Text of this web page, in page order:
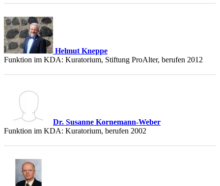
Helmut Kneppe
Funktion im KDA: Kuratorium, Stiftung ProAlter, berufen 2012
Dr. Susanne Kornemann-Weber
Funktion im KDA: Kuratorium, berufen 2002